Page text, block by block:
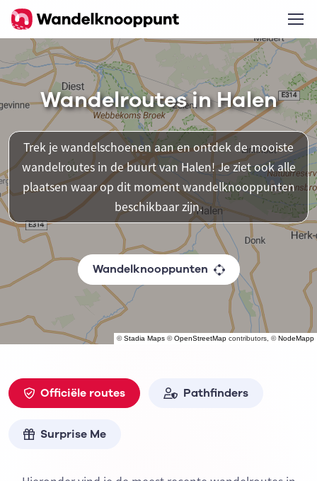
©Stadia Maps ©OpenStreetMap contributors, ©NodeMapp
Wandelroutes in Halen
Trek je wandelschoenen aan en ontdek de mooiste
wandelroutes in de buurt van Halen! Je ziet ook alle
plaatsen waar op dit moment wandelknooppunten
beschikbaar zijn.
Wandelknooppunten
Officiële routes Pathfinders
Surprise Me